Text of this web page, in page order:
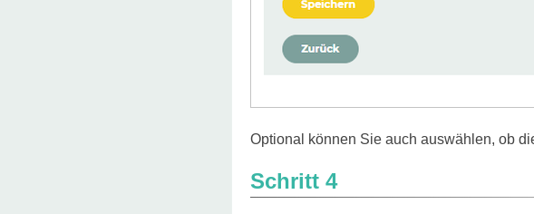
Optional können Sie auch auswählen, ob
Schritt 4